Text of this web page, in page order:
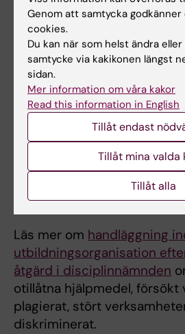
kring examen och
utvecklingsarbete dels
studievägledningen
och KI.
Hantering vid
Studievägledare har en
studenter i samband med
Om en student blir
inte utnyttja några resurser
förutom Studenthälsan och
studievägledningen.
Läs mer om handläggning
utbildningsorganisation
åtgärd i disciplinnämnden
otillåtna hjälpmedel, försökt
plagierat, stört
diskriminerat.
Genom att samtycka
cookies.
Du kan när som helst ändra
samtycke via kakikonen längst
sidan.
Mer information om våra kakor
Read this information in English
Tillåt endast
Tillåt mina valda
Tillåt alla